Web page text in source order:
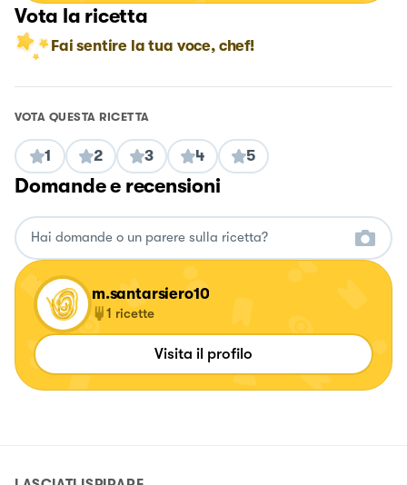
Vota la ricetta
Fai sentire la tua voce, chef!
VOTA QUESTA RICETTA
1 2 3 4 5
Domande e recensioni
m.santarsiero10
1 ricette
Visita il profilo